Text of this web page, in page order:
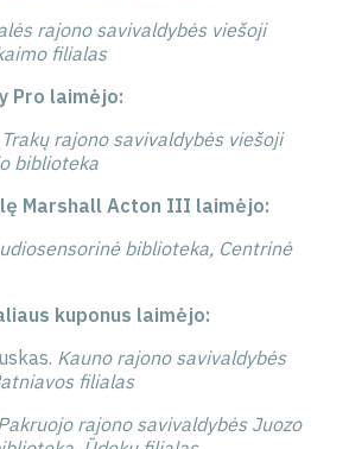
rajono savivaldybės viešoji
filialas
Pro laimėjo:
Trakų rajono savivaldybės viešoji
biblioteka
Marshall Acton III laimėjo:
biblioteka, Centrinė
kuponus laimėjo:
Kauno rajono savivaldybės
filialas
Pakruojo rajono savivaldybės Juozo